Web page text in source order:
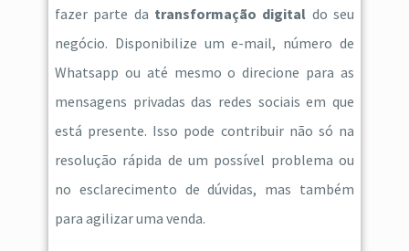
fazer parte da transformação digital do seu
negócio. Disponibilize um e-mail, número de
Whatsapp ou até mesmo o direcione para as
mensagens privadas das redes sociais em que
está presente. Isso pode contribuir não só na
resolução rápida de um possível problema ou
no esclarecimento de dúvidas, mas também
para agilizar uma venda.